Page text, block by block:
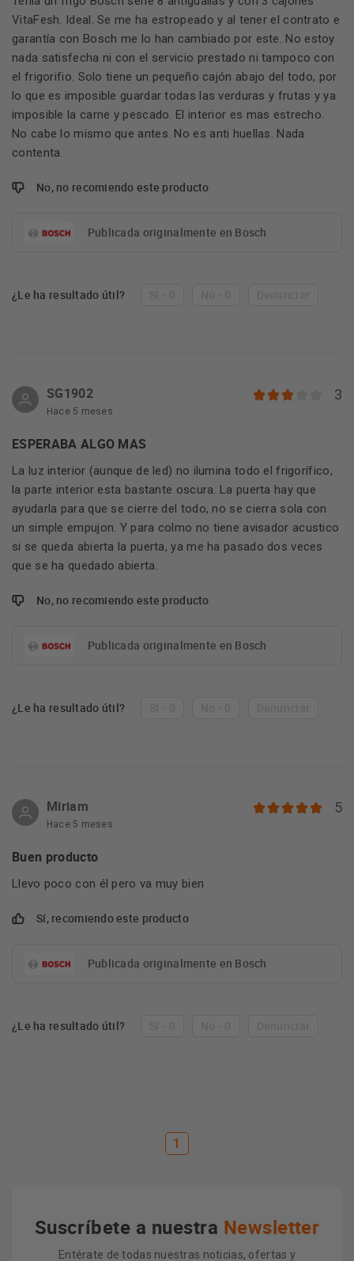
VitaFesh. Ideal. Se me ha estropeado y al tener el contrato e
garantía con Bosch me lo han cambiado por este. No estoy
nada satisfecha ni con el servicio prestado ni tampoco con
el frigorifio. Solo tiene un pequeño cajón abajo del todo, por
lo que es imposible guardar todas las verduras y frutas y ya
imposible la carne y pescado. El interior es mas estrecho.
No cabe lo mismo que antes. No es anti huellas. Nada
contenta.
No, no recomiendo este producto
Publicada originalmente en Bosch
¿Le ha resultado útil?
SG1902
Hace 5 meses
3
ESPERABA ALGO MAS
La luz interior (aunque de led) no ilumina todo el frigorífico,
la parte interior esta bastante oscura. La puerta hay que
ayudarla para que se cierre del todo, no se cierra sola con
un simple empujon. Y para colmo no tiene avisador acustico
si se queda abierta la puerta, ya me ha pasado dos veces
que se ha quedado abierta.
No, no recomiendo este producto
Publicada originalmente en Bosch
¿Le ha resultado útil?
Miriam
Hace 5 meses
5
Buen producto
Llevo poco con él pero va muy bien
Sí, recomiendo este producto
Publicada originalmente en Bosch
¿Le ha resultado útil?
1
Suscríbete a nuestra Newsletter
Entérate de todas nuestras noticias, ofertas y